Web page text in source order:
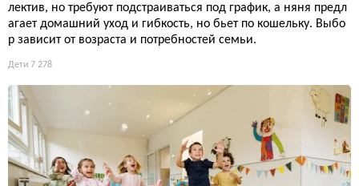
лектив, но требуют подстраиваться под график, а няня предл
агает домашний уход и гибкость, но бьет по кошельку. Выбо
р зависит от возраста и потребностей семьи.
Дети 7 278